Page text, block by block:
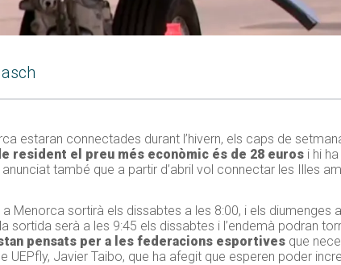
estaran connectades durant l’hivern, els caps de
resident el preu més econòmic és de 28 euros i hi
també que a partir d’abril vol connectar les Illes
a Menorca sortirà els dissabtes a les 8:00, i els
sortida serà a les 9:45 els dissabtes i l’endemà podran
pensats per a les federacions esportives que
UEPfly, Javier Taibo, que ha afegit que esperen poder